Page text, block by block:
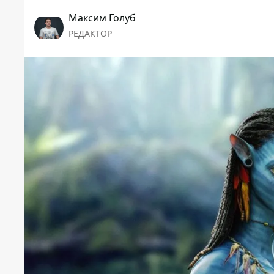
Максим Голуб
РЕДАКТОР